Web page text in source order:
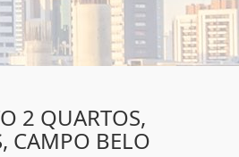
2 QUARTOS,
CAMPO BELO